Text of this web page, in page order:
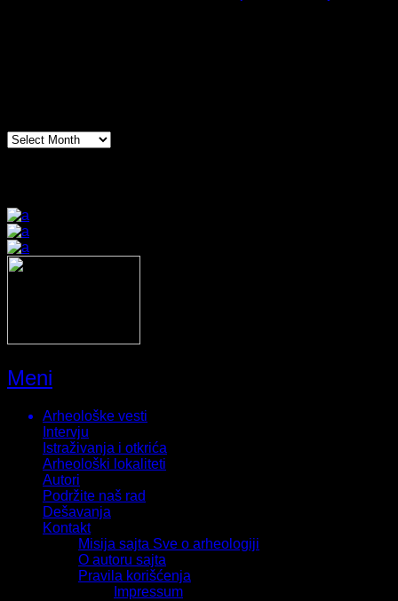
Arhiva
Meni
Arheološke vesti
Intervju
Istraživanja i otkrića
Arheološki lokaliteti
Autori
Podržite naš rad
Dešavanja
Kontakt
Misija sajta Sve o arheologiji
O autoru sajta
Pravila korišćenja
Impressum